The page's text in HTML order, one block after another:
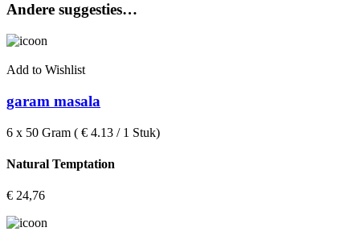
Andere suggesties…
Add to Wishlist
garam masala
6 x 50 Gram ( € 4.13 / 1 Stuk)
Natural Temptation
€ 24,76